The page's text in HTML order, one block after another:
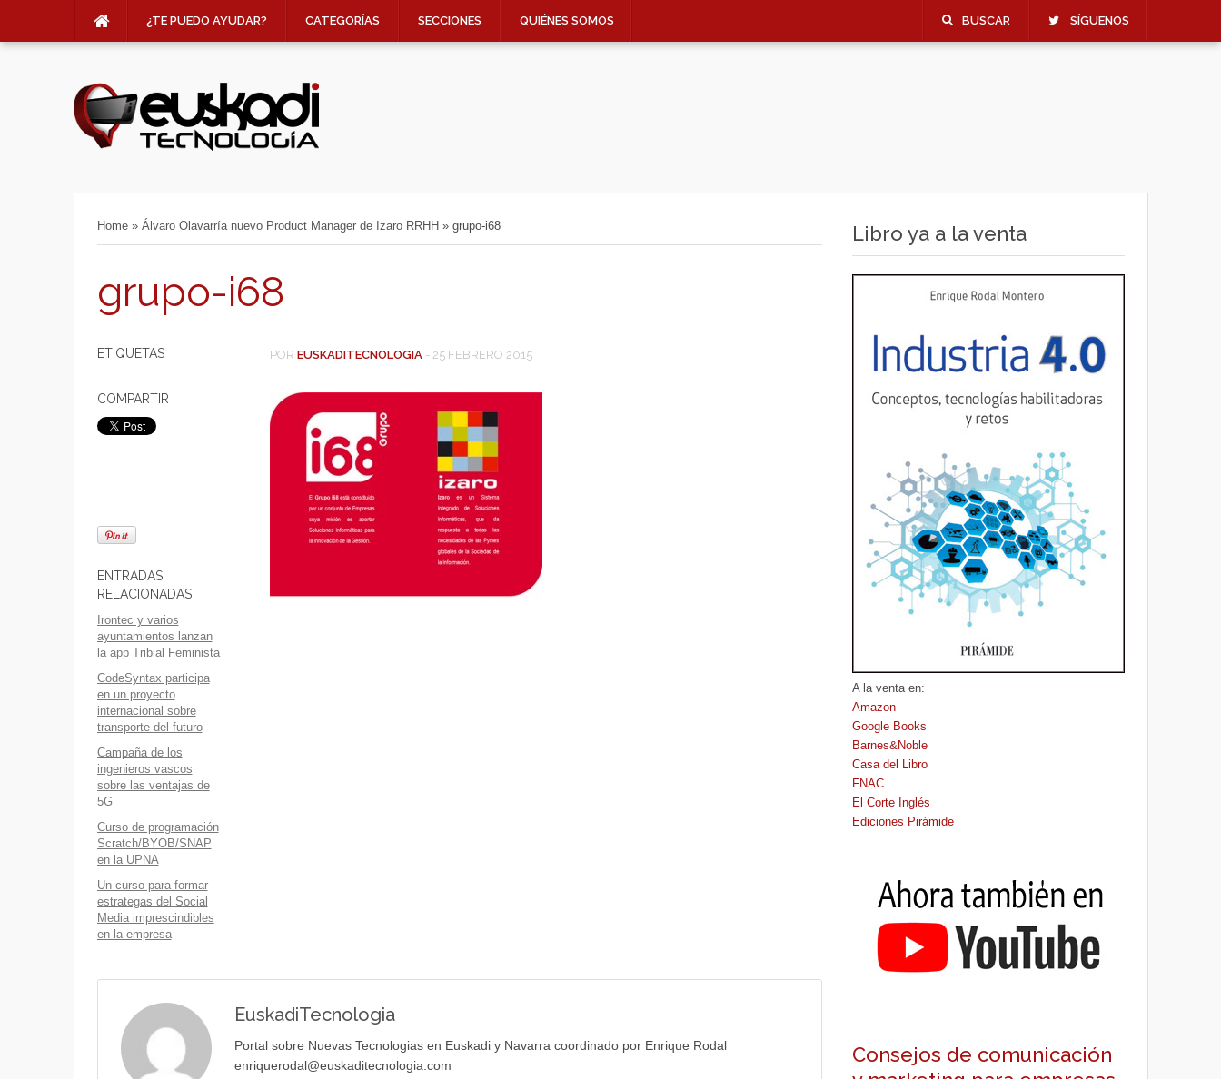
¿TE PUEDO AYUDAR? CATEGORÍAS SECCIONES QUIÉNES SOMOS BUSCAR SÍGUENOS
Home » Álvaro Olavarría nuevo Product Manager de Izaro RRHH » grupo-i68
grupo-i68
ETIQUETAS
COMPARTIR
ENTRADAS
RELACIONADAS
Irontec y varios
ayuntamientos lanzan
la app Tribial Feminista
CodeSyntax participa
en un proyecto
internacional sobre
transporte del futuro
Campaña de los
ingenieros vascos
sobre las ventajas de
5G
Curso de programación
Scratch/BYOB/SNAP
en la UPNA
Un curso para formar
estrategas del Social
Media imprescindibles
en la empresa
POR EUSKADITECNOLOGIA - 25 FEBRERO 2015
EuskadiTecnologia
Portal sobre Nuevas Tecnologias en Euskadi y Navarra coordinado por Enrique Rodal
enriquerodal@euskaditecnologia.com
Libro ya a la venta
A la venta en:
Amazon
Google Books
Barnes&Noble
Casa del Libro
FNAC
El Corte Inglés
Ediciones Pirámide
Consejos de comunicación